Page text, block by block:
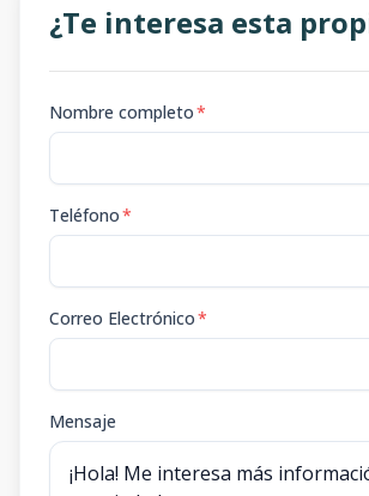
¿Te interesa esta
Nombre completo*
Teléfono*
Correo Electrónico*
Mensaje